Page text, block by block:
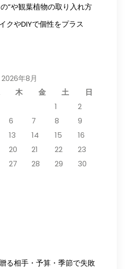
”や観葉植物の取り入れ方
クやDIYで個性をプラス
2026年8月
木 金 土
日
1
2
6 7 8
9
13 14 15
16
20 21 22
23
27 28 29
30
る相手・予算・季節で失敗